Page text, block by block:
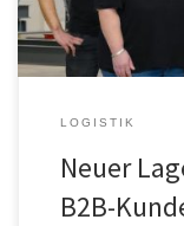
LOGISTIK
Neuer
B2B-